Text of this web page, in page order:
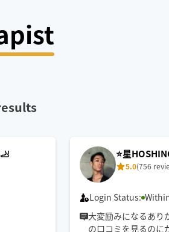
⭐️星
5.0(756
Login Status:
大変励みになるあり
の口コミを見るのに